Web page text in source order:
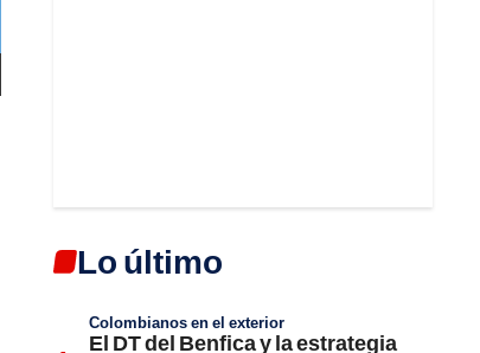
Lo último
Colombianos en el exterior
El DT del Benfica y la estrategia